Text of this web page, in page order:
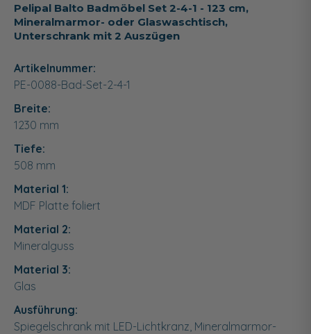
Pelipal Balto Badmöbel Set 2-4-1 - 123 cm,
Mineralmarmor- oder Glaswaschtisch,
Unterschrank mit 2 Auszügen
Artikelnummer:
PE-0088-Bad-Set-2-4-1
Breite:
1230 mm
Tiefe:
508 mm
Material 1:
MDF Platte foliert
Material 2:
Mineralguss
Material 3:
Glas
Ausführung:
Spiegelschrank mit LED-Lichtkranz, Mineralmarmor-